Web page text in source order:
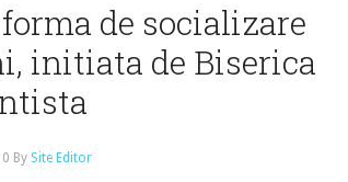
de socializare
initiata de Biserica
By Site Editor